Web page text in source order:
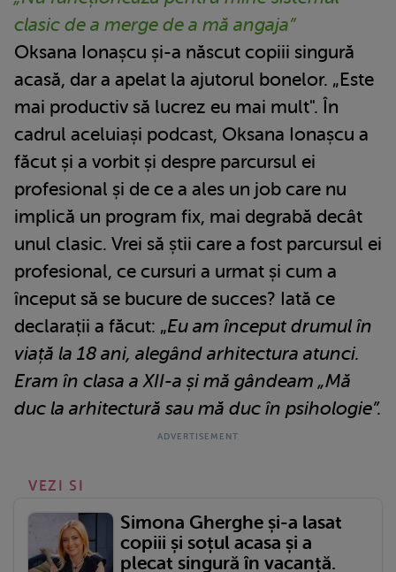
clasic de a merge de a mă angaja”
Oksana Ionașcu și-a născut copiii singură
acasă, dar a apelat la ajutorul bonelor. „Este
mai productiv să lucrez eu mai mult". În
cadrul aceluiași podcast, Oksana Ionașcu a
făcut și a vorbit și despre parcursul ei
profesional și de ce a ales un job care nu
implică un program fix, mai degrabă decât
unul clasic. Vrei să știi care a fost parcursul ei
profesional, ce cursuri a urmat și cum a
început să se bucure de succes? Iată ce
declarații a făcut: „Eu am început drumul în
viață la 18 ani, alegând arhitectura atunci.
Eram în clasa a XII-a și mă gândeam „Mă
duc la arhitectură sau mă duc în psihologie”.
VEZI SI
Simona Gherghe și-a lasat
copiii și soțul acasa și a
plecat singură în vacanță.